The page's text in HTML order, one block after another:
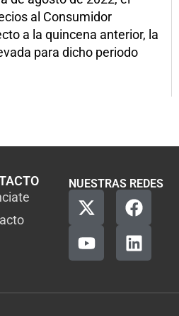
al Consumidor
a la quincena anterior, la
para dicho periodo
NUESTRAS REDES